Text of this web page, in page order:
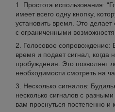
Простота использования:
имеет всего одну кнопку,
установить время. Это
с ограниченными
Голосовое сопровождение:
время и подает сигнал, когда
пробуждения. Это позволяет
необходимости смотреть на
Несколько сигналов:
несколько сигналов с
вам проснуться постепенно и